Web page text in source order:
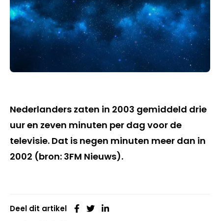
Nederlanders zaten in 2003 gemiddeld drie
uur en zeven minuten per dag voor de
televisie. Dat is negen minuten meer dan in
2002 (bron: 3FM Nieuws).
Deel dit artikel